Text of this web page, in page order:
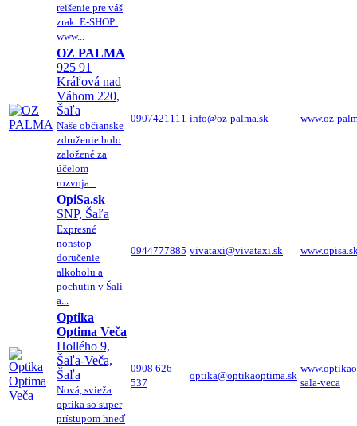
reišenie pre váš
zrak. E-SHOP:
www...
OZ PALMA
925 91
Kráľová nad
Váhom 220,
Šaľa
Naše občianske
združenie bolo
založené za
účelom
rozvoja...
0907421111 info@oz-palma.sk www.oz-
OpiSa.sk
SNP, Šaľa
Expresné
nonstop
doručenie
alkoholu a
pochutín v Šali
a...
0944777885 vivataxi@vivataxi.sk
Optika
Optima Veča
Hollého 9,
Šaľa-Veča,
Šaľa
Nová, svieža
optika so super
prístupom hneď
0908 626
537
optika@optikaoptima.sk
sala-veca